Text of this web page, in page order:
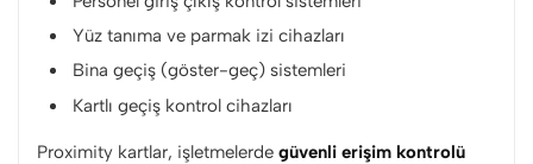
Yüz tanıma ve parmak izi cihazları
Bina geçiş (göster-geç) sistemleri
Kartlı geçiş kontrol cihazları
Proximity kartlar, işletmelerde güvenli erişim kontrolü